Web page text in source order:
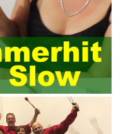
Compared with training managers
project management
management is rare. Into the
in the same year began to contact
of project management. Begin
theory system. Pass the
Management Professional).
learning about project
and practiced the theory of
management. Audit of information
itself, both hardware and software
The completeness of the software
of the system operation. The